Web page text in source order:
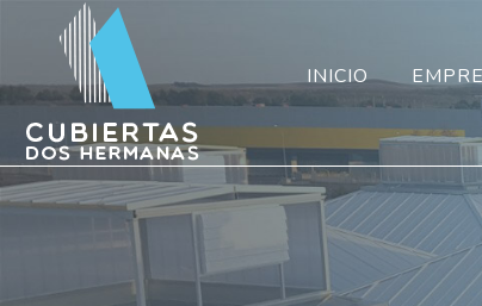
INICIO